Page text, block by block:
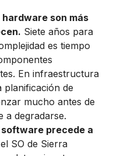
son más
Siete años para
es tiempo
En infraestructura
de
mucho antes de
a degradarse.
precede a
SO de Sierra